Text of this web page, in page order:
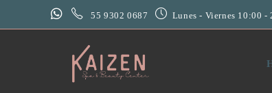
55 9302 0687 Lunes - Viernes 10:00 -